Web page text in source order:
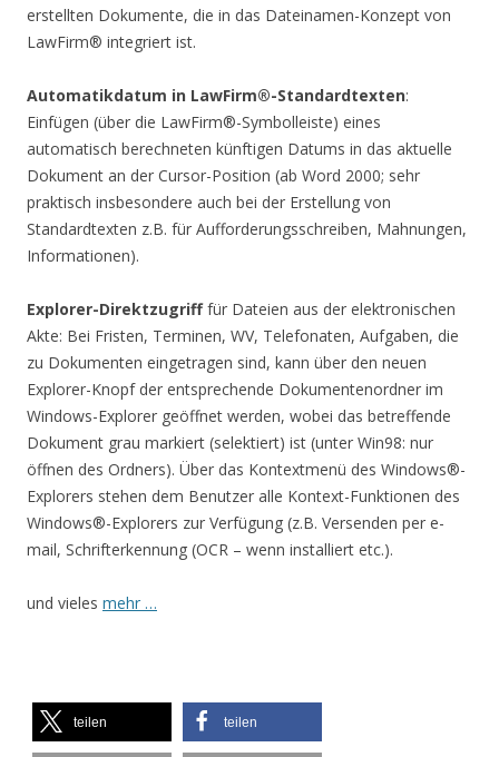
erstellten Dokumente, die in das Dateinamen-Konzept von
LawFirm® integriert ist.
Automatikdatum in LawFirm®-Standardtexten:
Einfügen (über die LawFirm®-Symbolleiste) eines
automatisch berechneten künftigen Datums in das aktuelle
Dokument an der Cursor-Position (ab Word 2000; sehr
praktisch insbesondere auch bei der Erstellung von
Standardtexten z.B. für Aufforderungsschreiben, Mahnungen,
Informationen).
Explorer-Direktzugrifffür Dateien aus der elektronischen
Akte: Bei Fristen, Terminen, WV, Telefonaten, Aufgaben, die
zu Dokumenten eingetragen sind, kann über den neuen
Explorer-Knopf der entsprechende Dokumentenordner im
Windows-Explorer geöffnet werden, wobei das betreffende
Dokument grau markiert (selektiert) ist (unter Win98: nur
öffnen des Ordners). Über das Kontextmenü des Windows®-
Explorers stehen dem Benutzer alle Kontext-Funktionen des
Windows®-Explorers zur Verfügung (z.B. Versenden per e-
mail, Schrifterkennung (OCR – wenn installiert etc.).
und vieles mehr …
teilen teilen